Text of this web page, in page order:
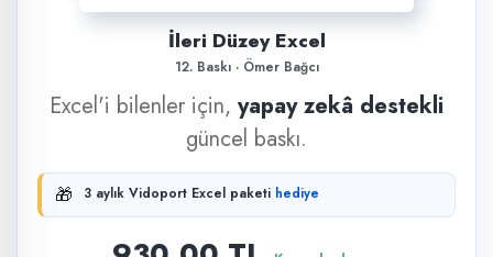
İleri Düzey Excel
12. Baskı · Ömer Bağcı
Excel'i bilenler için, yapay zekâ destekli
güncel baskı.
🎁 3 aylık Vidoport Excel paketi hediye